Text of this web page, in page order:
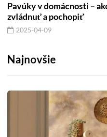
Pavúky v domácnosti –
zvládnuť a pochopiť
2025-04-09
Najnovšie